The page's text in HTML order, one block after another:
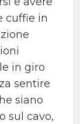
cuffie in
in giro
sentire
siano
sul cavo,